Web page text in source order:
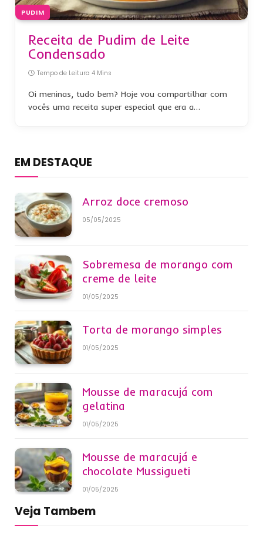
PUDIM
Receita de Pudim de Leite
Condensado
Tempo de Leitura 4 Mins
Oi meninas, tudo bem? Hoje vou compartilhar com
vocês uma receita super especial que era a…
EM DESTAQUE
Arroz doce cremoso
05/05/2025
Sobremesa de morango com
creme de leite
01/05/2025
Torta de morango simples
01/05/2025
Mousse de maracujá com
gelatina
01/05/2025
Mousse de maracujá e
chocolate Mussigueti
01/05/2025
Veja Tambem